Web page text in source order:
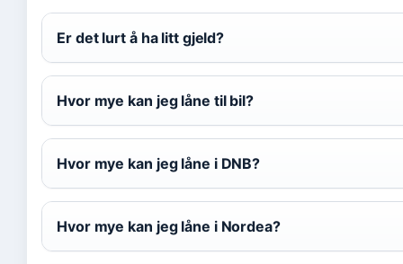
Er det lurt å ha litt gjeld?
Hvor mye kan jeg låne til bil?
Hvor mye kan jeg låne i DNB?
Hvor mye kan jeg låne i Nordea?